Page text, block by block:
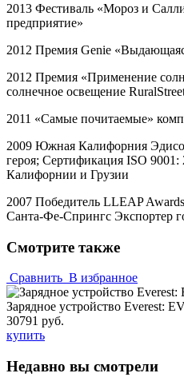
2013 Фестиваль «Мороз и
предприятие»
2012 Премия Genie
2012 Премия «Применение
солнечное освещение
2011 «Самые почитаемые»
2009 Южная Калифорния
героя; Сертификация ISO 9001:
Калифорнии и Грузии
2007 Победитель LLEAP Awards
Санта-Фе-Спрингс Экспортер
Смотрите также
Сравнить В избранное
Зарядное устройство Everest:
30791 руб.
купить
Недавно вы смотрели